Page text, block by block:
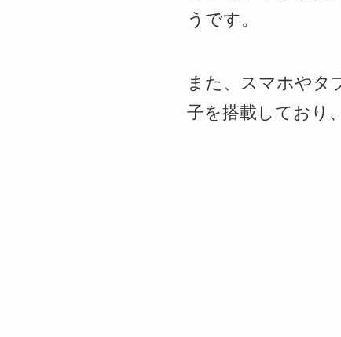
うです。
また、スマホやタ
子を搭載しており